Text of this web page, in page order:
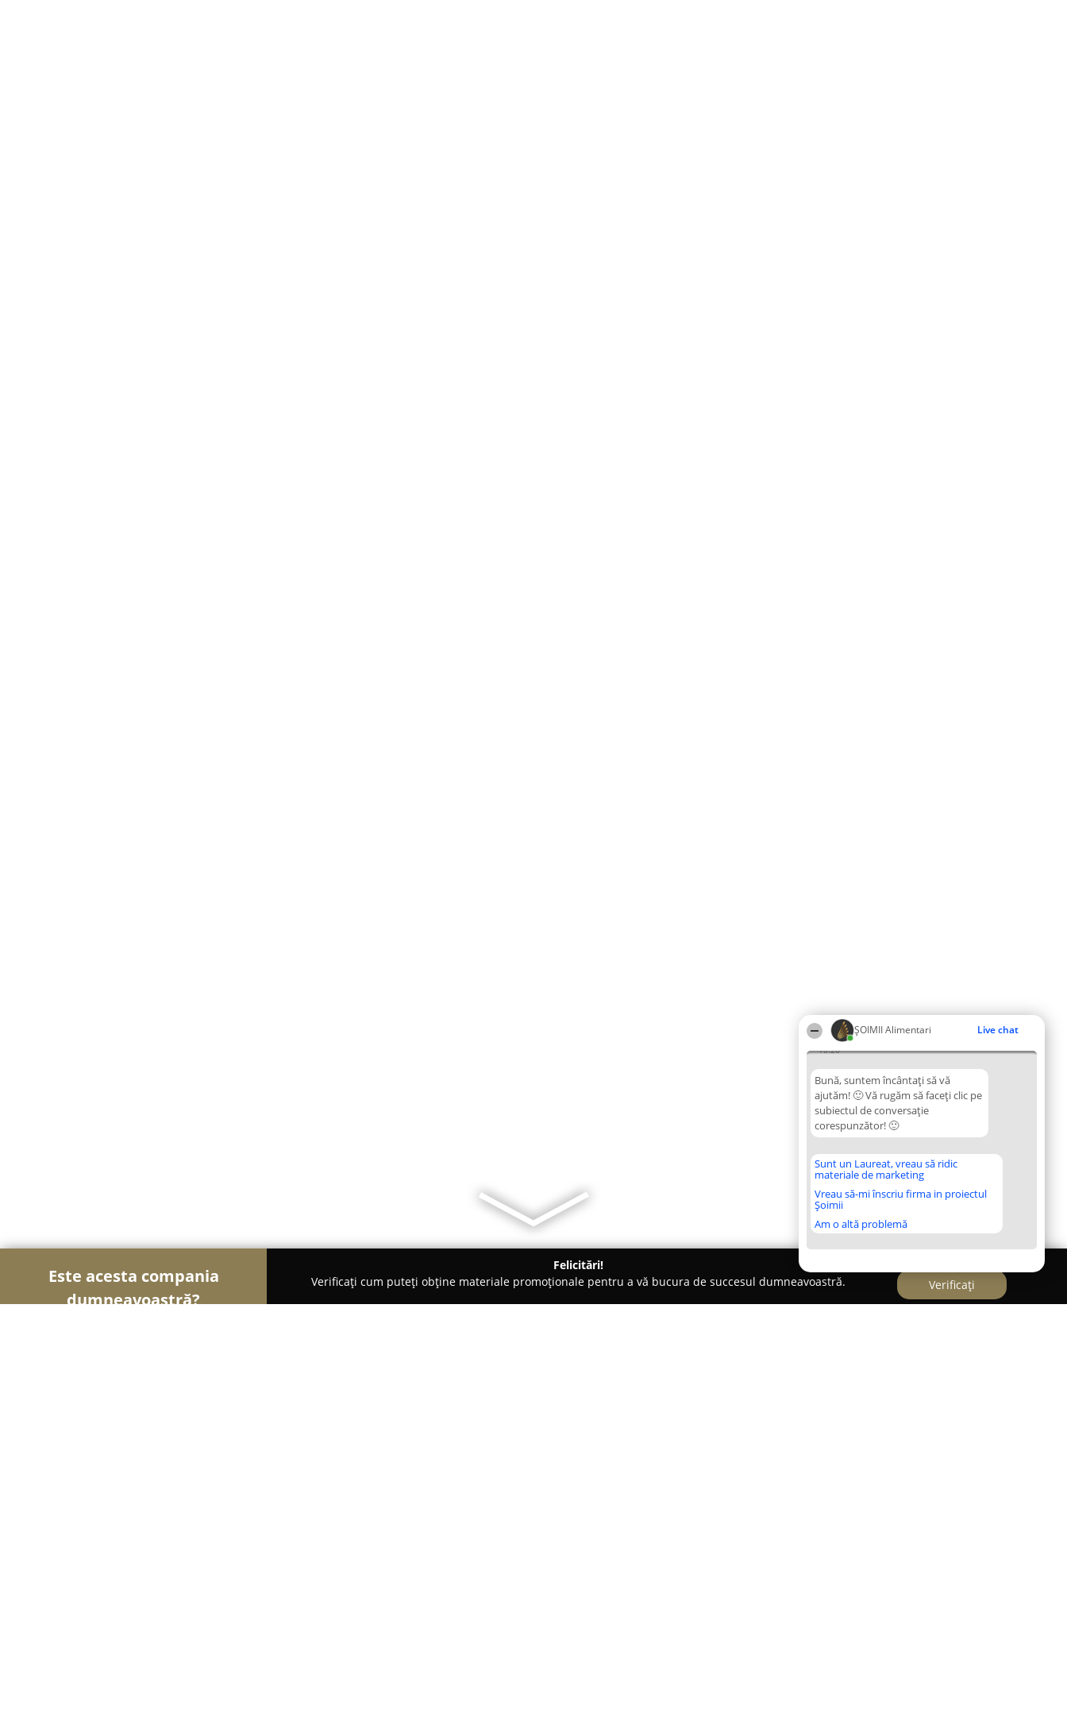
ŞOIMII Alimentari Live chat
10:26
Bună, suntem încântați să vă
ajutăm! 🙂 Vă rugăm să faceți clic pe
subiectul de conversație
corespunzător! 🙂
Sunt un Laureat, vreau să ridic
materiale de marketing
Vreau să-mi înscriu firma in proiectul
Șoimii
Am o altă problemă
Este acesta compania
dumneavoastră?
Felicitări!
Verificați cum puteți obține materiale promoționale pentru a vă bucura de succesul dumneavoastră.
Verificați